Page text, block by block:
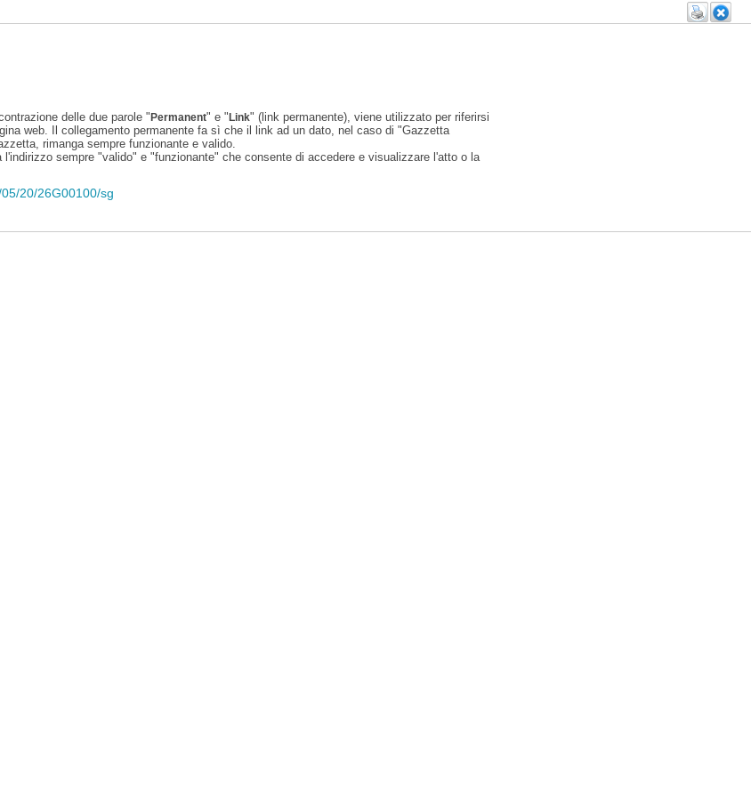
delle due parole "Permanent" e "Link" (link permanente), viene utilizzato per riferirsi
web. Il collegamento permanente fa sì che il link ad un dato, nel caso di "Gazzetta
rimanga sempre funzionante e valido.
l'indirizzo sempre "valido" e "funzionante" che consente di accedere e visualizzare l'atto o la
20/26G00100/sg